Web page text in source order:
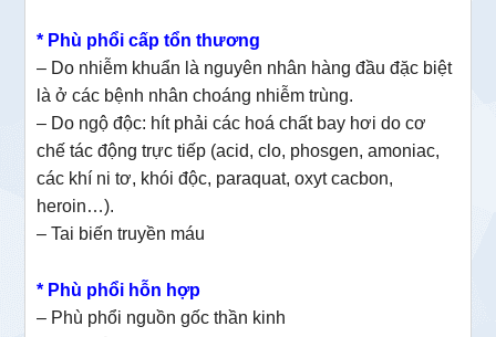
* Phù phổi cấp tổn thương
– Do nhiễm khuẩn là nguyên nhân hàng đầu đặc biệt
là ở các bệnh nhân choáng nhiễm trùng.
– Do ngộ độc: hít phải các hoá chất bay hơi do cơ
chế tác động trực tiếp (acid, clo, phosgen, amoniac,
các khí ni tơ, khói độc, paraquat, oxyt cacbon,
heroin…).
– Tai biến truyền máu
* Phù phổi hỗn hợp
– Phù phổi nguồn gốc thần kinh